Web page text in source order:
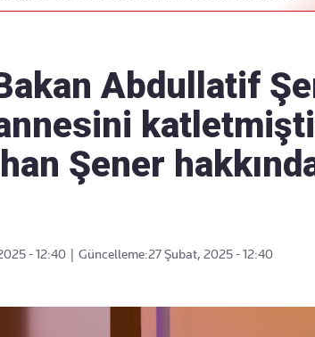
Abdullatif
Şener
- 12:40 Güncelleme:27 Şubat, 2025 - 12:40